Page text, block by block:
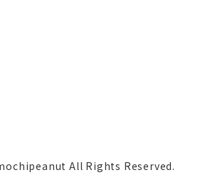
All Rights Reserved.